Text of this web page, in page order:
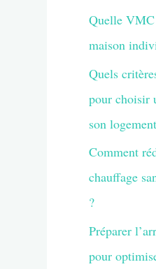
Quelle
maison
Quels
pour choisir
son
Comment
chauffage
?
Préparer
pour